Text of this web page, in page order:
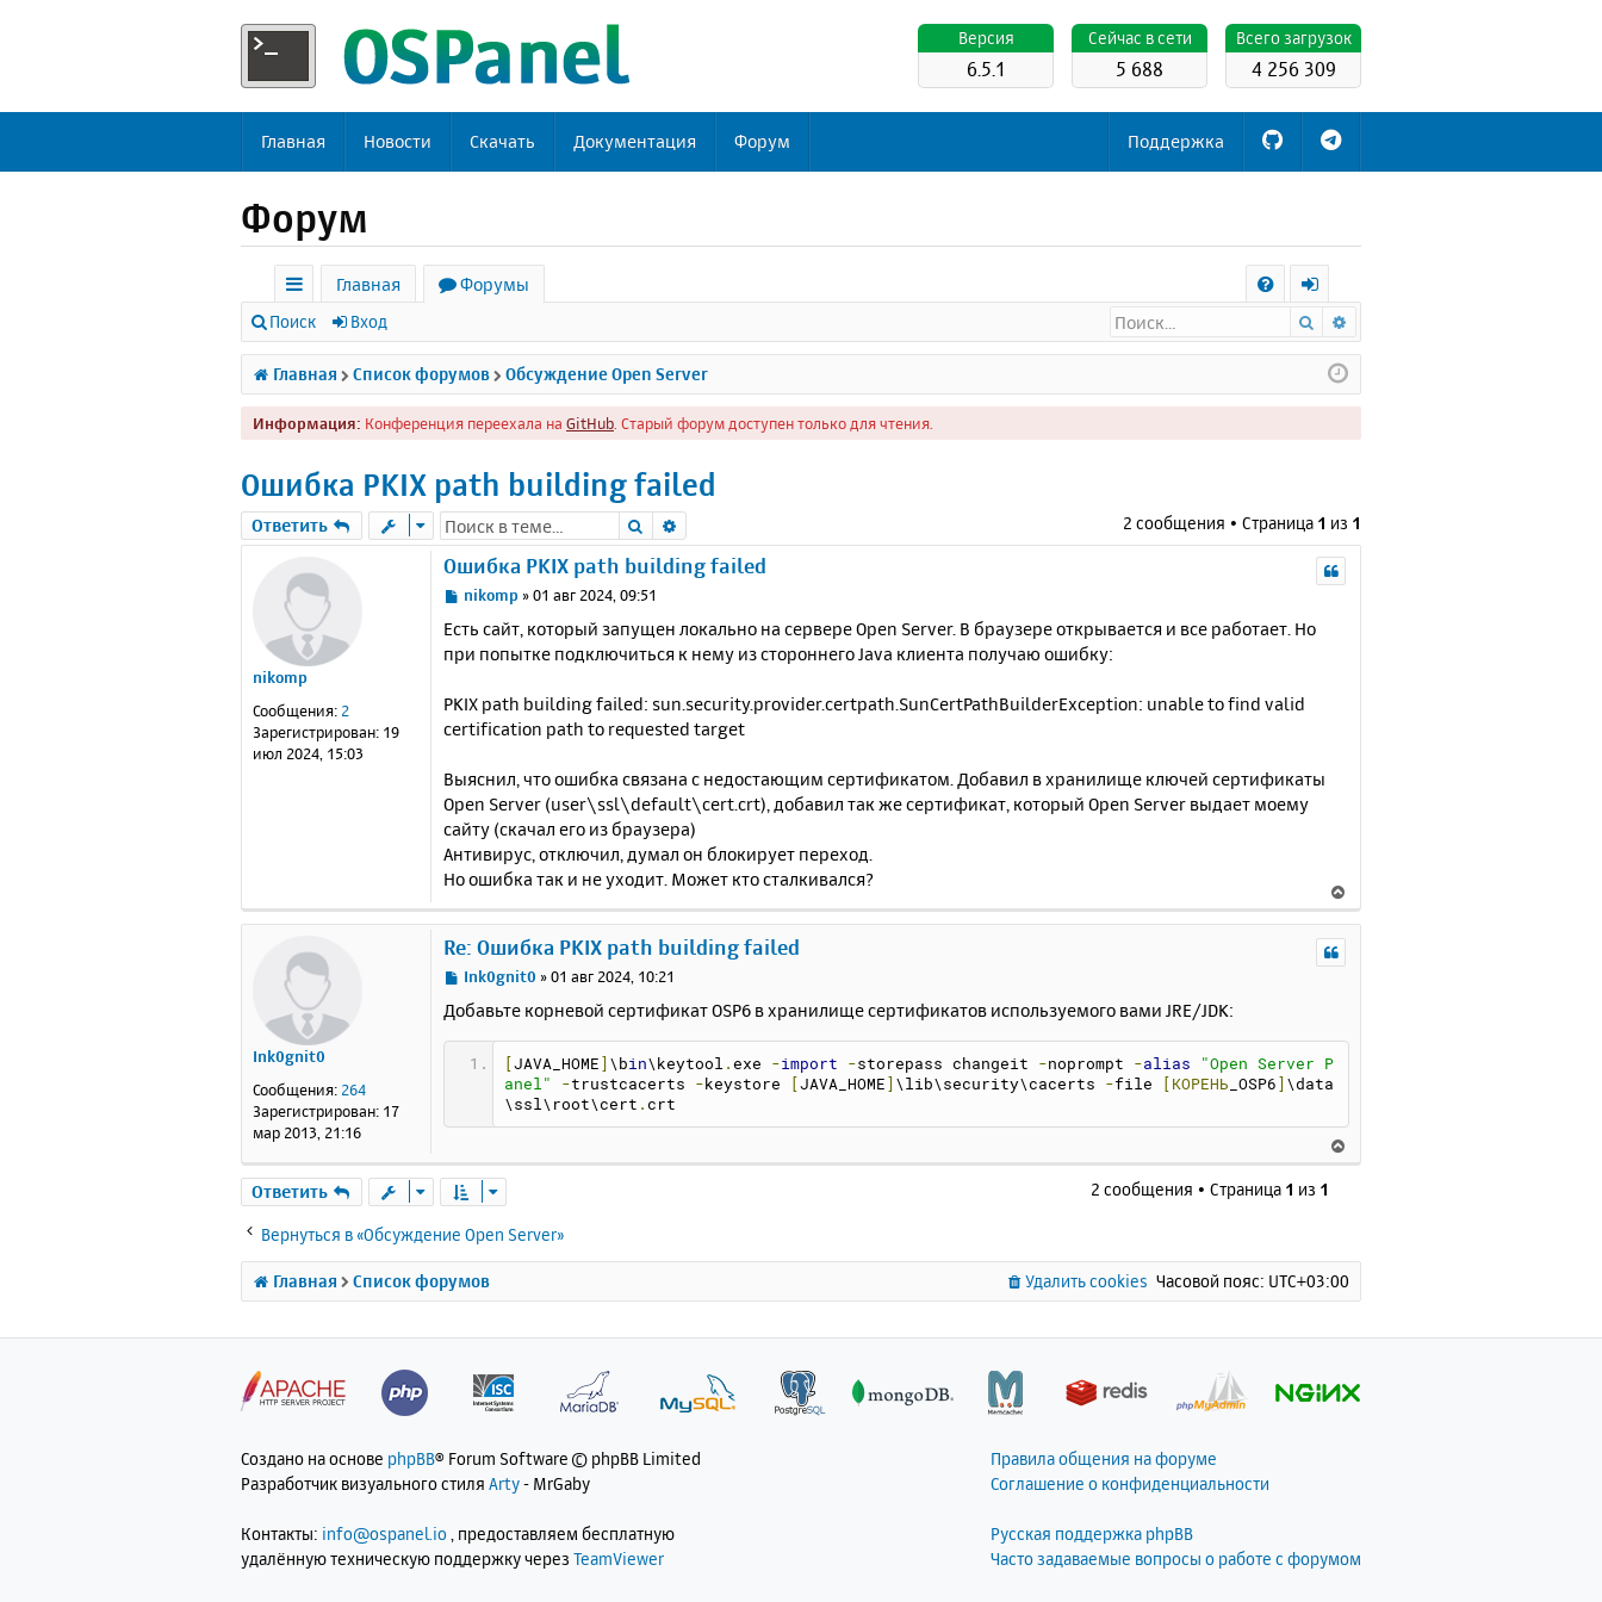
Всего загрузок
4 256 309
Cейчас в сети
5 688
Версия
6.5.1
Главная Новости Скачать Документация Форум Поддержка
Форум
с
ы
л
к
Главная
Форумы
Q
х
о
д
Поиск Вход Поиск
Главная Список форумов Обсуждение Open Server
Информация: Конференция переехала на GitHub . Старый форум доступен только для чтения.
Ошибка PKIX path building failed
Ответить Поиск 2 сообщения • Страница 1 из 1
nikomp
Сообщения: 2
Зарегистрирован: 19
июл 2024, 15:03
Ошибка PKIX path building failed
С
о
б
е
н
nikomp »01 авг 2024, 09:51
Есть сайт, который запущен локально на сервере Open Server. В браузере открывается и все работает. Но
при попытке подключиться к нему из стороннего Java клиента получаю ошибку:
PKIX path building failed: sun.security.provider.certpath.SunCertPathBuilderException: unable to find valid
certification path to requested target
Выяснил, что ошибка связана с недостающим сертификатом. Добавил в хранилище ключей сертификаты
Open Server (user\ssl\default\cert.crt), добавил так же сертификат, который Open Server выдает моему
сайту (скачал его из браузера)
Антивирус, отключил, думал он блокирует переход.
Но ошибка так и не уходит. Может кто сталкивался?
е
с
ч
Ink0gnit0
Сообщения: 264
Зарегистрирован: 17
мар 2013, 21:16
Re: Ошибка PKIX path building failed
С
о
б
щ
и
Ink0gnit0 »01 авг 2024, 10:21
Добавьте корневой сертификат OSP6 в хранилище сертификатов используемого вами JRE/JDK:
JAVA_HOME \bin\keytool . exe -import -storepass changeit -noprompt -alias
"Open Server P
anel"
-trustcacerts - keystore JAVA_HOME \lib\security\cacerts -file [КОРЕНЬ _OSP6
\data
\ssl\root\cert . crt
е
т
с
а
Ответить 2 сообщения • Страница 1 из 1
Вернуться в «Обсуждение Open Server»
Главная Список форумов Часовой пояс: UTC+03:00
Удалить cookies
Создано на основе phpBB® Forum Software © phpBB Limited
Разработчик визуального стиля Arty- MrGaby
Контакты: info@ospanel.io , предоставляем бесплатную
удалённую техническую поддержку через TeamViewer
Правила общения на форуме
Соглашение о конфиденциальности
Русская поддержка phpBB
Часто задаваемые вопросы о работе с форумом